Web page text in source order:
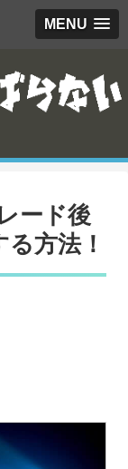
MENU
ード後
方法！